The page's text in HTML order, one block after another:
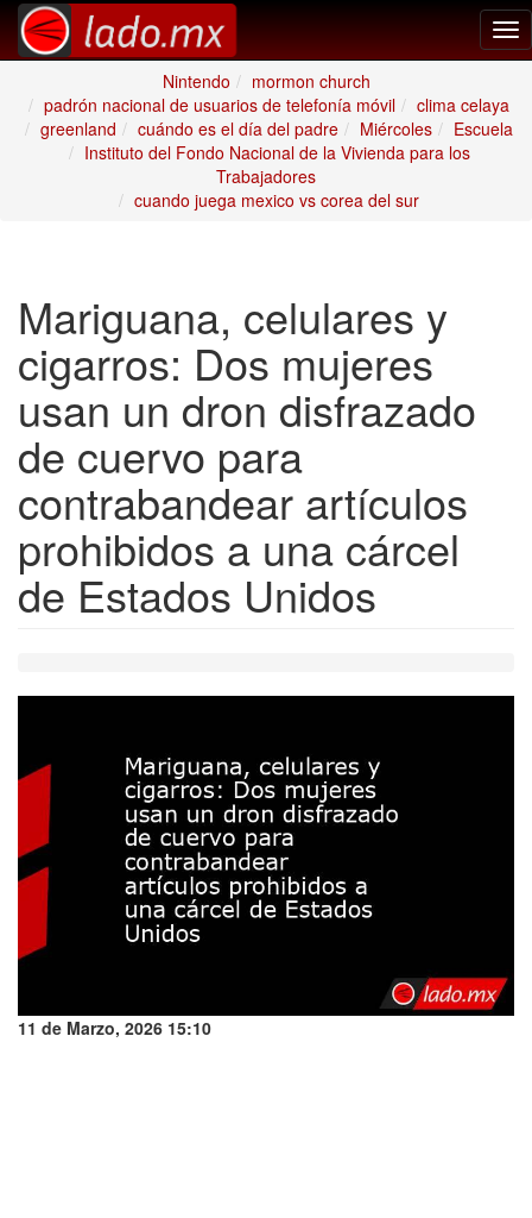
Nintendo
mormon church
padrón nacional de usuarios de telefonía móvil
clima celaya
greenland
cuándo es el día del padre Miércoles
Escuela
Instituto del Fondo Nacional de la Vivienda para los
Trabajadores
cuando juega mexico vs corea del sur
Mariguana, celulares y
cigarros: Dos mujeres
usan un dron disfrazado
de cuervo para
contrabandear artículos
prohibidos a una cárcel
de Estados Unidos
11 de Marzo, 2026 15:10